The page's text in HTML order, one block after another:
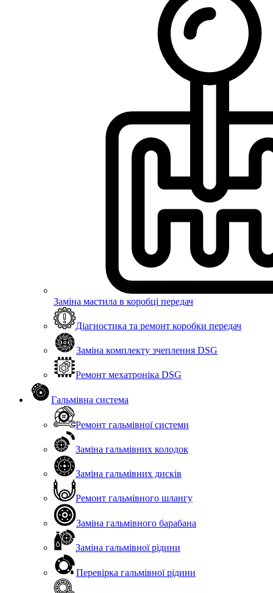
Заміна мастила в коробці передач
Діагностика та ремонт коробки передач
Заміна комплекту зчеплення DSG
Ремонт мехатроніка DSG
Гальмівна система
Ремонт гальмівної системи
Заміна гальмівних колодок
Заміна гальмівних дисків
Ремонт гальмівного шлангу
Заміна гальмівного барабана
Заміна гальмівної рідини
Перевірка гальмівної рідини